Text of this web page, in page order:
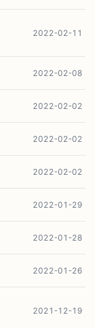
2022-02-11
2022-02-08
2022-02-02
2022-02-02
2022-02-02
2022-01-29
2022-01-28
2022-01-26
2021-12-19